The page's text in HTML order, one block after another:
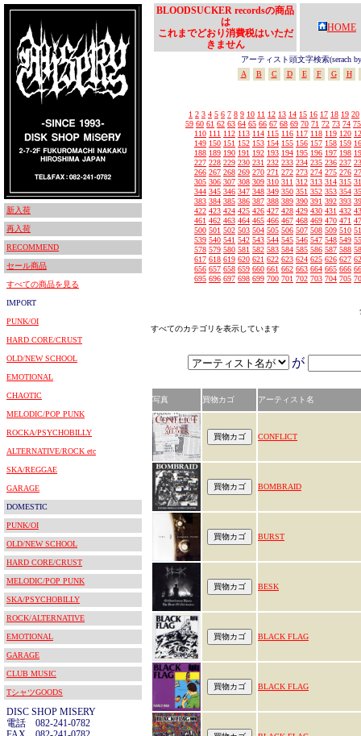
新入荷
再入荷
RECOMMEND
セール商品
すべての商品を見る
IMPORT
PUNK/OI
HARD CORE/CRUST
OLD/NEW SCHOOL
EMOTIONAL
CHAOTIC
MELODIC/POP PUNK
ROCKA/PSYCHOBILLY
ALTERNATIVE/ROCK etc
SKA/REGGAE
GARAGE
DOMESTIC
PUNK/OI
OLD/NEW SCHOOL
HARD CORE/CRUST
MELODIC/POP PUNK
SKA/PSYCHOBILLY
ROCK/ALTERNATIVE
EMOTIONAL
GARAGE
CLUB MUSIC
TシャツGOODS
DISC SHOP MISERY
電話 082-241-0782
BLOODSUCKER recordsの商品
は
これまでどおり消費税はいただ
きません
HOME
アーティスト頭文字検索(serach
A
B C D E F G H
1 2 3 4 5 6 7 8 9 10 11 12 13 14 15 16 17 18 19 20
59 60 61 62 63 64 65 66 67 68 69 70 71 72 73 74 75
110 111 112 113 114 115 116 117 118 119 120
149 150 151 152 153 154 155 156 157 158 159
188 189 190 191 192 193 194 195 196 197 198
227 228 229 230 231 232 233 234 235 236 237
266 267 268 269 270 271 272 273 274 275 276
305 306 307 308 309 310 311 312 313 314 315
344 345 346 347 348 349 350 351 352 353 354
383 384 385 386 387 388 389 390 391 392 393
422 423 424 425 426 427 428 429 430 431 432
461 462 463 464 465 466 467 468 469 470 471
500 501 502 503 504 505 506 507 508 509 510
539 540 541 542 543 544 545 546 547 548 549
578 579 580 581 582 583 584 585 586 587 588
617 618 619 620 621 622 623 624 625 626 627
656 657 658 659 660 661 662 663 664 665 666
695 696 697 698 699 700 701 702 703 704 705
すべてのカテゴリを表示しています
が
写真 買物カゴ アーティスト名
CONFLICT
BOMBRAID
BURST
BESK
BLACK FLAG
BLACK FLAG